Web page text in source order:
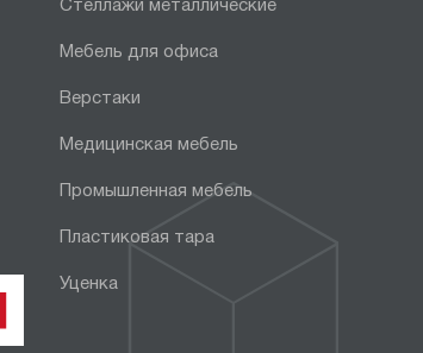
Стеллажи металлические
Мебель для офиса
Верстаки
Медицинская мебель
Промышленная мебель
Пластиковая тара
Уценка